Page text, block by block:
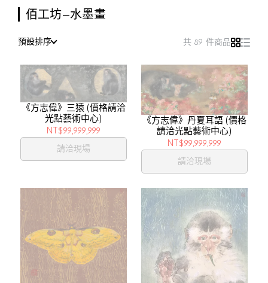
佰工坊—水墨畫
預設排序 共 89 件商品
《方志偉》三猿 (價格請洽
光點藝術中心)
NT$99,999,999
請洽現場
《方志偉》丹夏耳語 (價格
請洽光點藝術中心)
NT$99,999,999
請洽現場